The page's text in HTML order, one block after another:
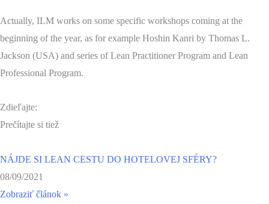
Actually, ILM works on some specific workshops coming at the
beginning of the year, as for example Hoshin Kanri by Thomas L.
Jackson (USA) and series of Lean Practitioner Program and Lean
Professional Program.
Zdieľajte:
Prečítajte si tiež
NÁJDE SI LEAN CESTU DO HOTELOVEJ SFÉRY?
08/09/2021
Zobraziť článok »